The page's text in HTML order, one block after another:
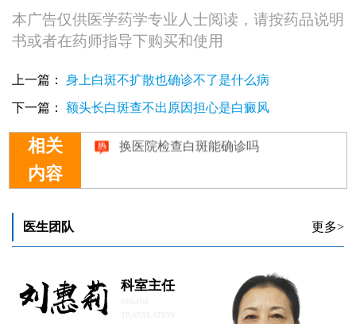
本广告仅供医学药学专业人士阅读，请按药品说明
书或者在药师指导下购买和使用
上一篇： 身上白斑不扩散也确诊不了是什么病
下一篇： 额头长白斑查不出原因担心是白癜风
相关
内容
换医院检查白斑能确诊吗
医生团队 更多>
科室主任